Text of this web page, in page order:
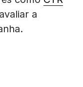
a